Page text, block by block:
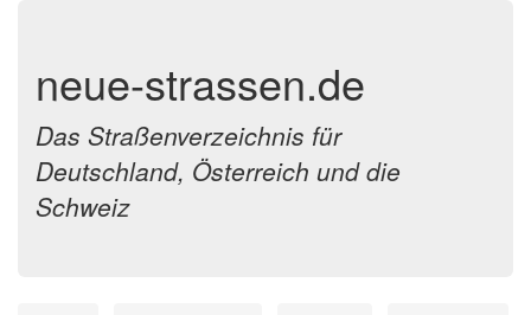
neue-strassen.de
Das Straßenverzeichnis für
Deutschland, Österreich und die
Schweiz